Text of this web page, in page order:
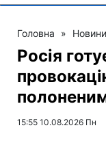
Головна » Новини
Росія
15:55 10.08.2026 Пн